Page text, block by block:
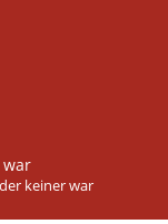
war
keiner war